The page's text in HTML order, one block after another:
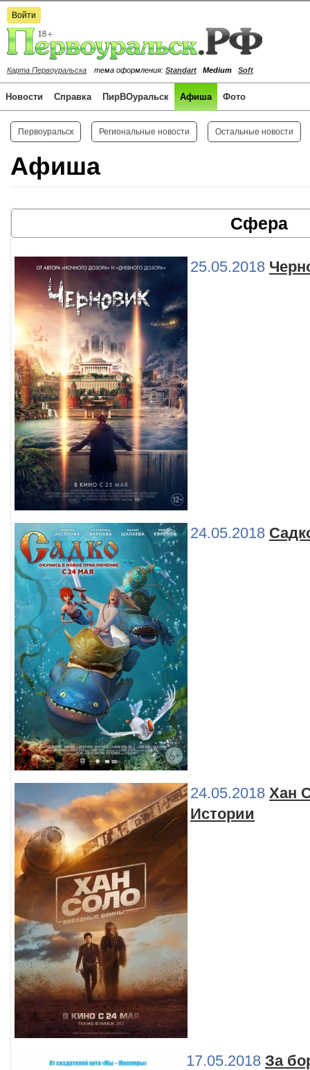
Войти
Карта Первоуральска тема оформления: Standart Medium Soft
Новости Справка ПирВОуральск Афиша Фото
Первоуральск Региональные новости Остальные новости
Афиша
Сфера
25.05.2018
24.05.2018
24.05.2018 Хан
Истории
17.05.2018 За